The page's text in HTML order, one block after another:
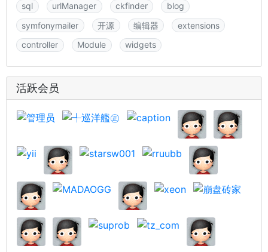
sql
urlManager ckfinder
blog
symfonymailer
开源 编辑器
extensions
controller
Module widgets
活跃会员